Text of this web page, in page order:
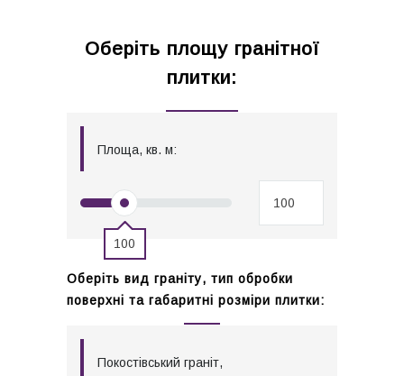
Оберіть площу гранітної
плитки:
Площа, кв. м:
100
Оберіть вид граніту, тип обробки
поверхні та габаритні розміри плитки:
Покостівський граніт,